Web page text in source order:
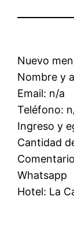
Nuevo
Nombre y
Email: n/a
Teléfono:
Ingreso y
Cantidad
Whatsapp
Hotel: La